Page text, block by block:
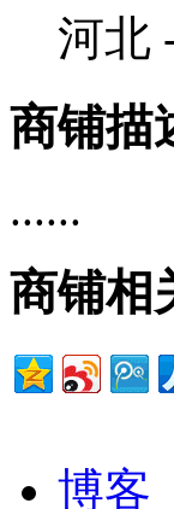
河北
商铺描
......
商铺相
博客